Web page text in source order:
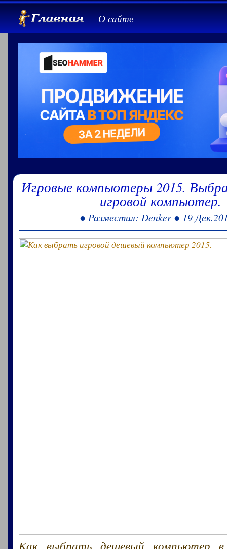
О сайте
Игровые компьютеры 2015.
игровой компьютер.
● Разместил: Denker ● 19
Как выбрать дешевый компьютер в